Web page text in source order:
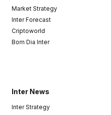
Market Strategy
Inter Forecast
Criptoworld
Bom Dia Inter
Inter News
Inter Strategy